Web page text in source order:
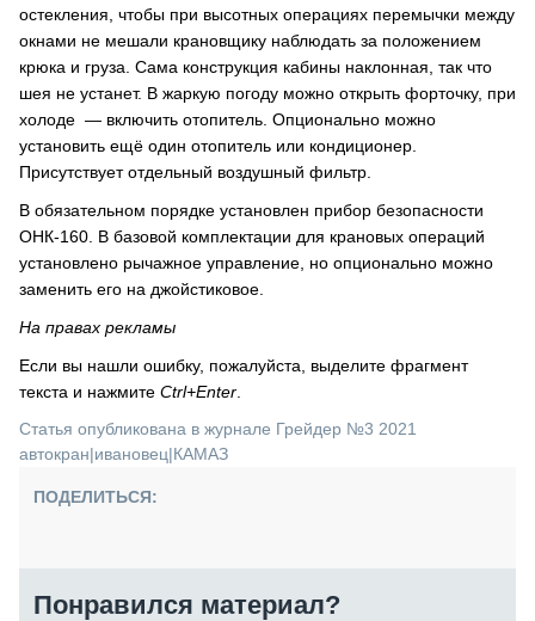
остекления, чтобы при высотных операциях перемычки между
окнами не мешали крановщику наблюдать за положением
крюка и груза. Сама конструкция кабины наклонная, так что
шея не устанет. В жаркую погоду можно открыть форточку, при
холоде ― включить отопитель. Опционально можно
установить ещё один отопитель или кондиционер.
Присутствует отдельный воздушный фильтр.
В обязательном порядке установлен прибор безопасности
ОНК-160. В базовой комплектации для крановых операций
установлено рычажное управление, но опционально можно
заменить его на джойстиковое.
На правах рекламы
Если вы нашли ошибку, пожалуйста, выделите фрагмент
текста и нажмите Ctrl+Enter
Статья опубликована в журнале Грейдер №3 2021
автокран|ивановец|КАМАЗ
ПОДЕЛИТЬСЯ:
Понравился материал?